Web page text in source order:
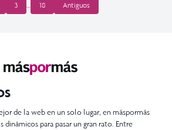
3 … 18 Antiguos
de la web en un solo lugar, en máspormás
para pasar un gran rato. Entre